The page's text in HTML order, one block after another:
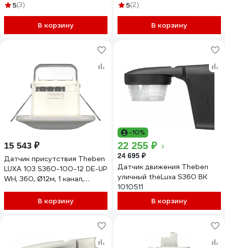
5(3)
В корзину
5(2)
В корзину
15 543 ₽
Датчик присутствия Theben
LUXA 103 S360-100-12 DE-UP
WH, 360, Ø12м, 1 канал,
В корзину
-10%
22 255 ₽
24 695 ₽
Датчик движения Theben
уличный theLuxa S360 BK
1010511
В корзину